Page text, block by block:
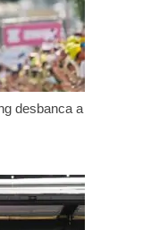
desbanca a